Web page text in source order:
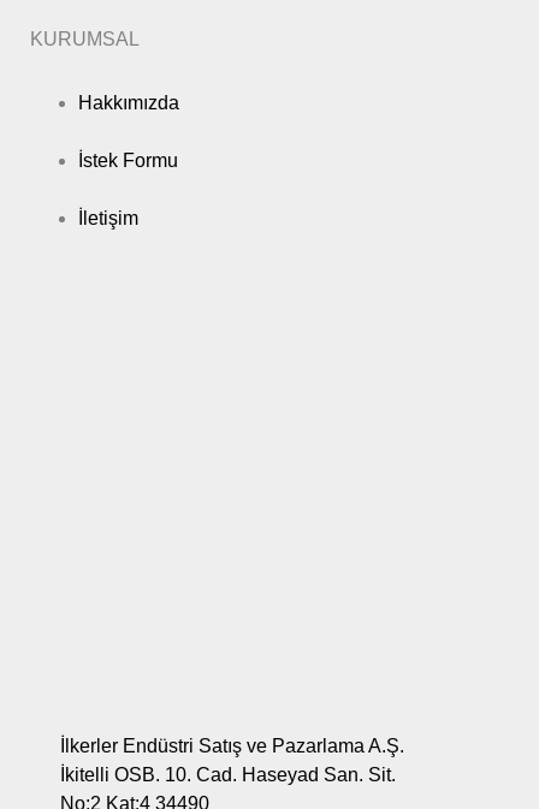
KURUMSAL
Hakkımızda
İstek Formu
İletişim
İlkerler Endüstri Satış ve Pazarlama A.Ş.
İkitelli OSB. 10. Cad. Haseyad San. Sit.
No:2 Kat:4 34490